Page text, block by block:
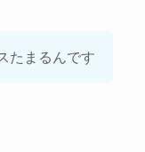
たまるんです